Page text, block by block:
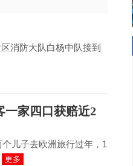
消防大队白杨中队接到
一家四口获赔近2
儿子去欧洲旅行过年，1
更多